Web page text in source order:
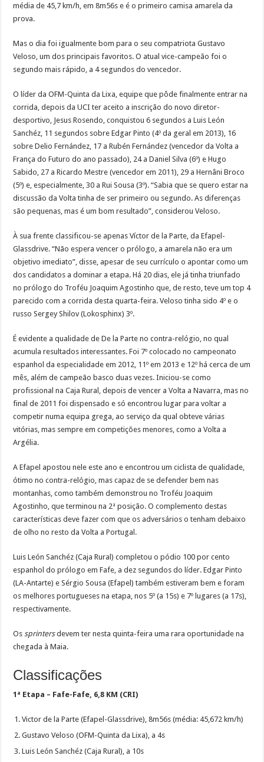
média de 45,7 km/h, em 8m56s e é o primeiro camisa amarela da
prova.
Mas o dia foi igualmente bom para o seu compatriota Gustavo
Veloso, um dos principais favoritos. O atual vice-campeão foi o
segundo mais rápido, a 4 segundos do vencedor.
O líder da OFM-Quinta da Lixa, equipe que pôde finalmente entrar na
corrida, depois da UCI ter aceito a inscrição do novo diretor-
desportivo, Jesus Rosendo, conquistou 6 segundos a Luis León
Sanchéz, 11 segundos sobre Edgar Pinto (4º da geral em 2013), 16
sobre Delio Fernández, 17 a Rubén Fernández (vencedor da Volta a
França do Futuro do ano passado), 24 a Daniel Silva (6º) e Hugo
Sabido, 27 a Ricardo Mestre (vencedor em 2011), 29 a Hernâni Broco
(5º) e, especialmente, 30 a Rui Sousa (3º). “Sabia que se quero estar na
discussão da Volta tinha de ser primeiro ou segundo. As diferenças
são pequenas, mas é um bom resultado”, considerou Veloso.
À sua frente classificou-se apenas Víctor de la Parte, da Efapel-
Glassdrive. “Não espera vencer o prólogo, a amarela não era um
objetivo imediato”, disse, apesar de seu currículo o apontar como um
dos candidatos a dominar a etapa. Há 20 dias, ele já tinha triunfado
no prólogo do Troféu Joaquim Agostinho que, de resto, teve um top 4
parecido com a corrida desta quarta-feira. Veloso tinha sido 4º e o
russo Sergey Shilov (Lokosphinx) 3º.
É evidente a qualidade de De la Parte no contra-relógio, no qual
acumula resultados interessantes. Foi 7º colocado no campeonato
espanhol da especialidade em 2012, 11º em 2013 e 12º há cerca de um
mês, além de campeão basco duas vezes. Iniciou-se como
profissional na Caja Rural, depois de vencer a Volta a Navarra, mas no
final de 2011 foi dispensado e só encontrou lugar para voltar a
competir numa equipa grega, ao serviço da qual obteve várias
vitórias, mas sempre em competições menores, como a Volta a
Argélia.
A Efapel apostou nele este ano e encontrou um ciclista de qualidade,
ótimo no contra-relógio, mas capaz de se defender bem nas
montanhas, como também demonstrou no Troféu Joaquim
Agostinho, que terminou na 2ª posição. O complemento destas
características deve fazer com que os adversários o tenham debaixo
de olho no resto da Volta a Portugal.
Luis León Sanchéz (Caja Rural) completou o pódio 100 por cento
espanhol do prólogo em Fafe, a dez segundos do líder. Edgar Pinto
(LA-Antarte) e Sérgio Sousa (Efapel) também estiveram bem e foram
os melhores portugueses na etapa, nos 5º (a 15s) e 7º lugares (a 17s),
respectivamente.
Ossprintersdevem ter nesta quinta-feira uma rara oportunidade na
chegada à Maia.
Classificações
1ª Etapa – Fafe-Fafe, 6,8 KM (CRI)
Victor de la Parte (Efapel-Glassdrive), 8m56s (média: 45,672 km/h)
Gustavo Veloso (OFM-Quinta da Lixa), a 4s
Luis León Sanchéz (Caja Rural), a 10s